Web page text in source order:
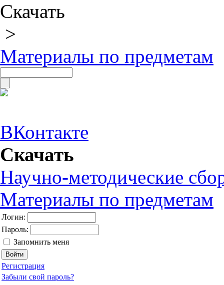
Скачать
>
Материалы по предметам
ВКонтакте
Скачать
Научно-методические
Материалы по предметам
Логин:
Пароль:
Запомнить меня
Регистрация
Забыли свой пароль?